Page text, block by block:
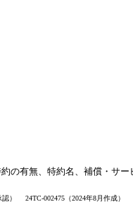
の有無、特約名、補償・サ
認） 24TC-002475（2024年8月作成）